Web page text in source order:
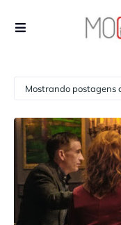
Mostrando postagens